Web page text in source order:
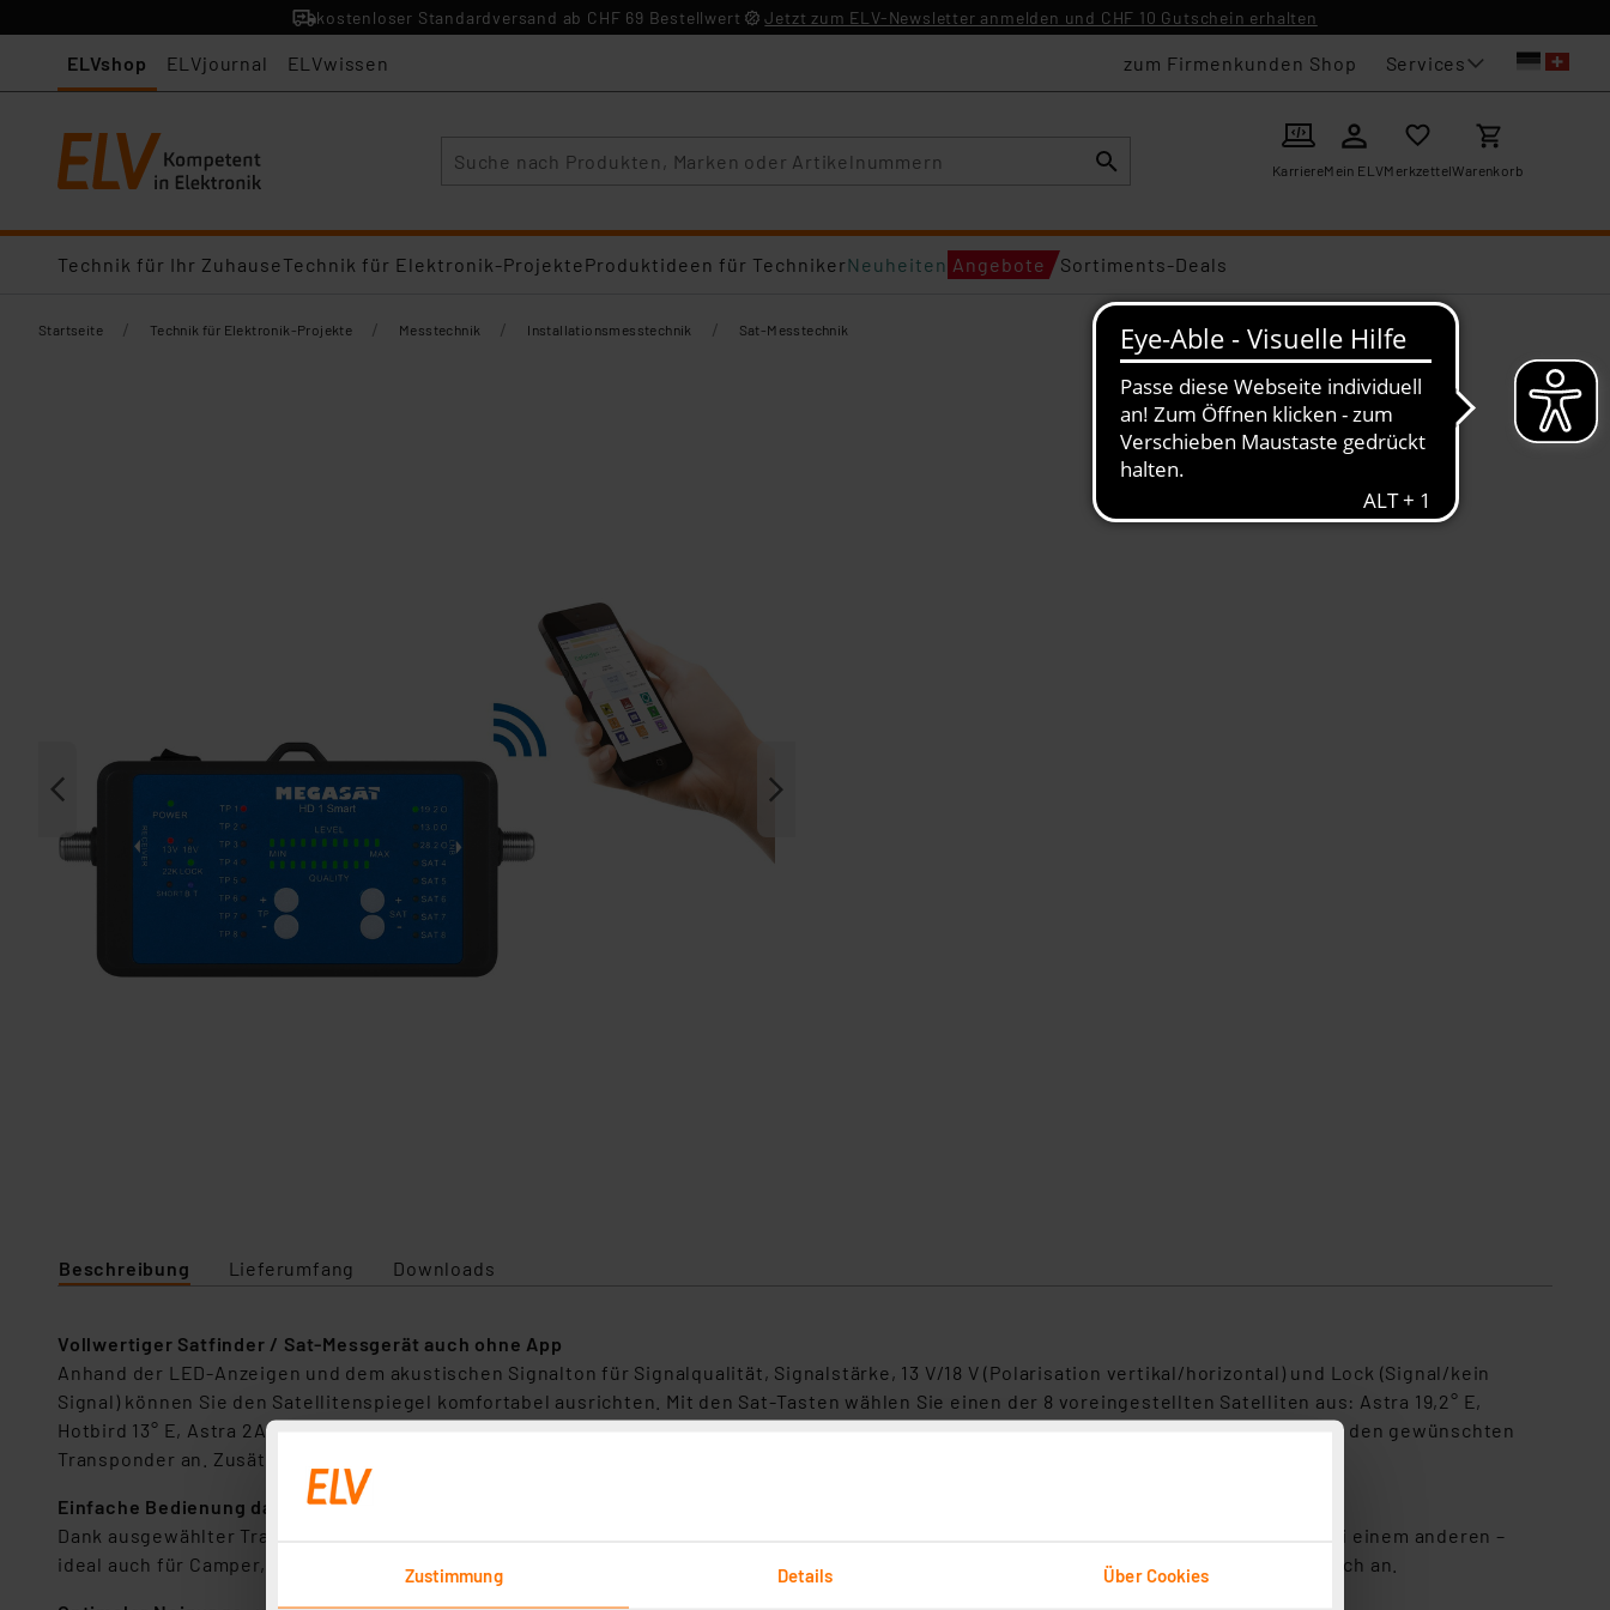
Zustimmung Details Über Cookies
kostenloser Standardversand ab CHF 69 Bestellwert Jetzt zum ELV-Newsletter anmelden und CHF 10 Gutschein erhalten
ELVshop ELVjournal ELVwissen zum Firmenkunden Shop Services
KarriereMein ELVMerkzettelWarenkorb
Technik für Ihr ZuhauseTechnik für Elektronik-ProjekteProduktideen für TechnikerNeuheiten Angebote Sortiments-Deals
Startseite / Technik für Elektronik-Projekte / Messtechnik / Installationsmesstechnik / Sat-Messtechnik
Beschreibung Lieferumfang Downloads
Vollwertiger Satfinder / Sat-Messgerät auch ohne App
Anhand der LED-Anzeigen und dem akustischen Signalton für Signalqualität, Signalstärke, 13 V/18 V (Polarisation vertikal/horizontal) und Lock (Signal/kein
Signal) können Sie den Satellitenspiegel komfortabel ausrichten. Mit den Sat-Tasten wählen Sie einen der 8 voreingestellten Satelliten aus: Astra 19,2° E,
Hotbird 13° E, Astra 2A 28,2° E, Hellas Sat 2 39° E, Türksat 42° E, Thor 0,8° W, Astra 4A 4,8° E und Astra 3B 23,5° E. Via TP+/-Taste wählen Sie den gewünschten
Transponder an. Zusätzlich wird Ihnen über die „Short“ LED angezeigt wenn ein Problem an Ihrer Verbindung vorliegt.
Einfache Bedienung dank hilfreicher Features
Dank ausgewählter Transponder im Satfinder spricht die Qualitätsanzeige nur beim ausgewählten Satelliten an und nicht versehentlich bei einem anderen –
ideal auch für Camper, Lkw-/Fernfahrer und Anwender mit wenig Erfahrung. Ihr Smartphone-Display zeigt Ihnen die Messwerte übersichtlich an.